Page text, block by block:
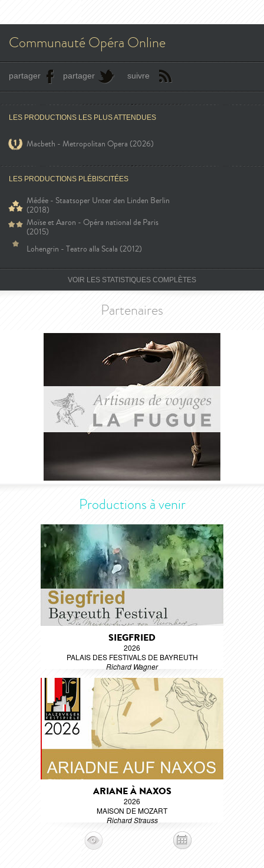
Communauté Opéra Online
partager partager suivre
LES PRODUCTIONS LES PLUS ATTENDUES
Macbeth - Metropolitan Opera (2026)
LES PRODUCTIONS PLÉBISCITÉES
Médée - Staatsoper Unter den Linden Berlin
(2018)
Moïse et Aaron - Opéra national de Paris
(2015)
Lohengrin - Teatro alla Scala (2012)
VOIR LES STATISTIQUES COMPLÈTES
Partenaires
Productions à venir
SIEGFRIED
2026
PALAIS DES FESTIVALS DE BAYREUTH
Richard Wagner
ARIANE À NAXOS
2026
MAISON DE MOZART
Richard Strauss